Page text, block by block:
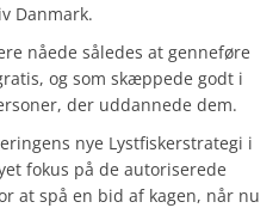
Danmark.
nåede således at genneføre
og som skæppede godt i
der uddannede dem.
nye Lystfiskerstrategi i
fokus på de autoriserede
at spå en bid af kagen, når nu